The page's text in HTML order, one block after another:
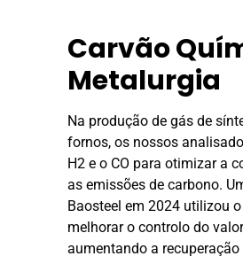
Produção
hidrogénio
de
À medida que a adoção
em 2025, os sistemas
pureza do H2 nos
reforma, garantindo a
normas ISO 14687.
de hidrogénio da